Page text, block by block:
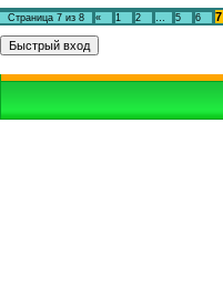
Страница 7 из 8 « 1 2 … 5 6 7